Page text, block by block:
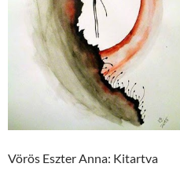
Vörös Eszter Anna: Kitartva